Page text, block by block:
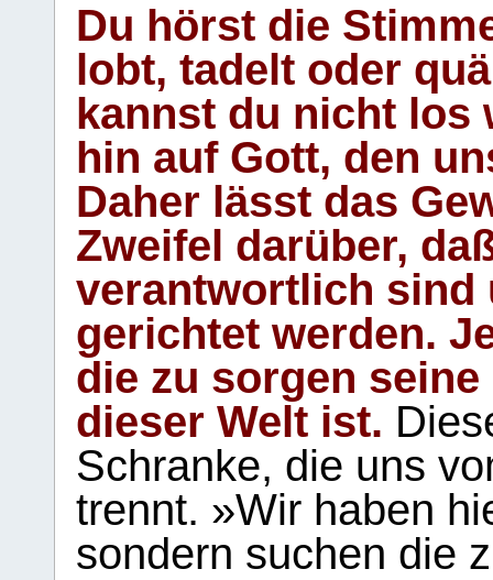
Du hörst die
lobt, tadelt oder
kannst du nicht los
hin auf Gott, den
Daher lässt das
Zweifel darüber,
verantwortlich sind
gerichtet werden.
die zu sorgen
dieser Welt ist.
Schranke, die uns
trennt. »Wir haben
sondern suchen die